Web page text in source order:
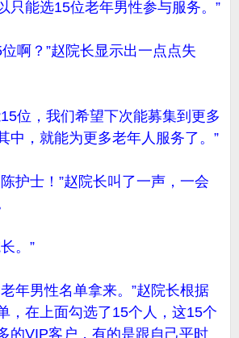
只能选15位老年男性参与服务。”
？”赵院长显示出一点点失
，我们希望下次能募集到更多
中，就能为更多老年人服务了。”
士！”赵院长叫了一声，一会
。”
男性名单拿来。”赵院长根据
，在上面勾选了15个人，这15个
的VIP客户，有的是跟自己平时